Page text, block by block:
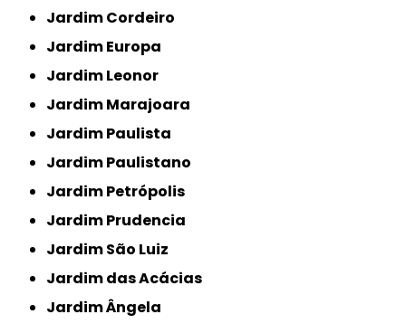
Jardim Cordeiro
Jardim Europa
Jardim Leonor
Jardim Marajoara
Jardim Paulista
Jardim Paulistano
Jardim Petrópolis
Jardim Prudencia
Jardim São Luiz
Jardim das Acácias
Jardim Ângela